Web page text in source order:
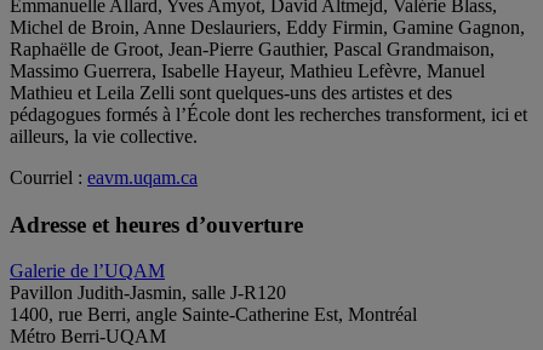
Emmanuelle Allard, Yves Amyot, David Altmejd, Valérie Blass,
Michel de Broin, Anne Deslauriers, Eddy Firmin, Gamine Gagnon,
Raphaëlle de Groot, Jean-Pierre Gauthier, Pascal Grandmaison,
Massimo Guerrera, Isabelle Hayeur, Mathieu Lefèvre, Manuel
Mathieu et Leila Zelli sont quelques-uns des artistes et des
pédagogues formés à l’École dont les recherches transforment, ici et
ailleurs, la vie collective.
Courriel : eavm.uqam.ca
Adresse et heures d’ouverture
Galerie de l’UQAM
Pavillon Judith-Jasmin, salle J-R120
1400, rue Berri, angle Sainte-Catherine Est, Montréal
Métro Berri-UQAM